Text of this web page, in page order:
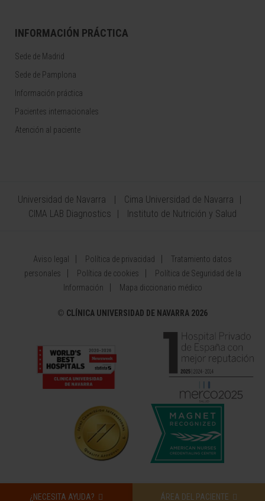
¿NECESITA AYUDA? ÁREA DEL PACIENTE
INFORMACIÓN PRÁCTICA
Sede de Madrid
Sede de Pamplona
Información práctica
Pacientes internacionales
Atención al paciente
Universidad de Navarra
Cima Universidad de Navarra
CIMA LAB Diagnostics
Instituto de Nutrición y Salud
Aviso legal Política de privacidad
Tratamiento datos
personales
Política de cookies
Política de Seguridad de la
Información
Mapa diccionario médico
© CLÍNICA UNIVERSIDAD DE NAVARRA 2026